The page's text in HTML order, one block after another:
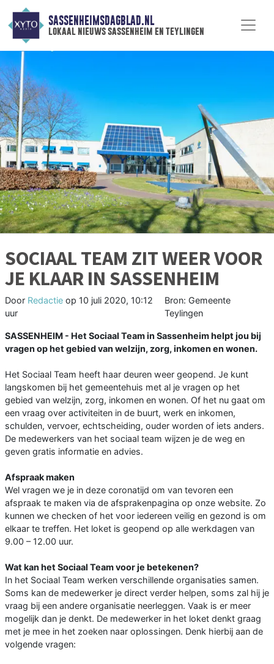
SASSENHEIMSDAGBLAD.NL
lokaal nieuws sassenheim en teylingen
SOCIAAL TEAM ZIT WEER VOOR
JE KLAAR IN SASSENHEIM
Door Redactie op 10 juli 2020, 10:12
uur
Bron: Gemeente
Teylingen
SASSENHEIM - Het Sociaal Team in Sassenheim helpt jou bij
vragen op het gebied van welzijn, zorg, inkomen en wonen.
Het Sociaal Team heeft haar deuren weer geopend. Je kunt
langskomen bij het gemeentehuis met al je vragen op het
gebied van welzijn, zorg, inkomen en wonen. Of het nu gaat om
een vraag over activiteiten in de buurt, werk en inkomen,
schulden, vervoer, echtscheiding, ouder worden of iets anders.
De medewerkers van het sociaal team wijzen je de weg en
geven gratis informatie en advies.
Afspraak maken
Wel vragen we je in deze coronatijd om van tevoren een
afspraak te maken via de afsprakenpagina op onze website. Zo
kunnen we checken of het voor iedereen veilig en gezond is om
elkaar te treffen. Het loket is geopend op alle werkdagen van
9.00 – 12.00 uur.
Wat kan het Sociaal Team voor je betekenen?
In het Sociaal Team werken verschillende organisaties samen.
Soms kan de medewerker je direct verder helpen, soms zal hij je
vraag bij een andere organisatie neerleggen. Vaak is er meer
mogelijk dan je denkt. De medewerker in het loket denkt graag
met je mee in het zoeken naar oplossingen. Denk hierbij aan de
volgende vragen: